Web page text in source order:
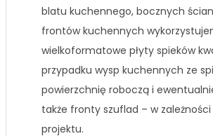
blatu kuchennego, bocznych
frontów kuchennych
wielkoformatowe płyty spieków
przypadku wysp kuchennych ze
powierzchnię roboczą i
także fronty szuflad – w
projektu.